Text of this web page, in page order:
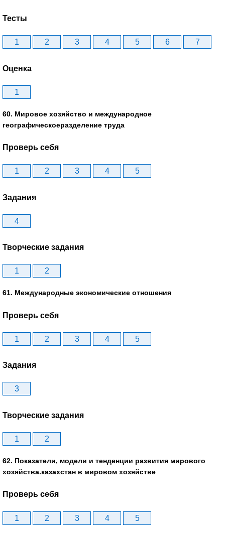
Тесты
1 2 3 4 5 6 7
Оценка
1
60. Мировое хозяйство и международное
географическоеразделение труда
Проверь себя
1 2 3 4 5
Задания
4
Творческие задания
1 2
61. Международные экономические отношения
Проверь себя
1 2 3 4 5
Задания
3
Творческие задания
1 2
62. Показатели, модели и тенденции развития мирового
хозяйства.казахстан в мировом хозяйстве
Проверь себя
1 2 3 4 5